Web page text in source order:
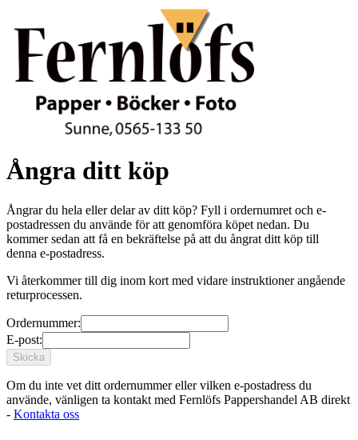
Ångra ditt köp
Ångrar du hela eller delar av ditt köp? Fyll i ordernumret och e-
postadressen du använde för att genomföra köpet nedan. Du
kommer sedan att få en bekräftelse på att du ångrat ditt köp till
denna e-postadress.
Vi återkommer till dig inom kort med vidare instruktioner angående
returprocessen.
Ordernummer:
E-post:
Om du inte vet ditt ordernummer eller vilken e-postadress du
använde, vänligen ta kontakt med Fernlöfs Pappershandel AB direkt
- Kontakta oss